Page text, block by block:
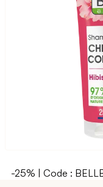
-25% | Code :